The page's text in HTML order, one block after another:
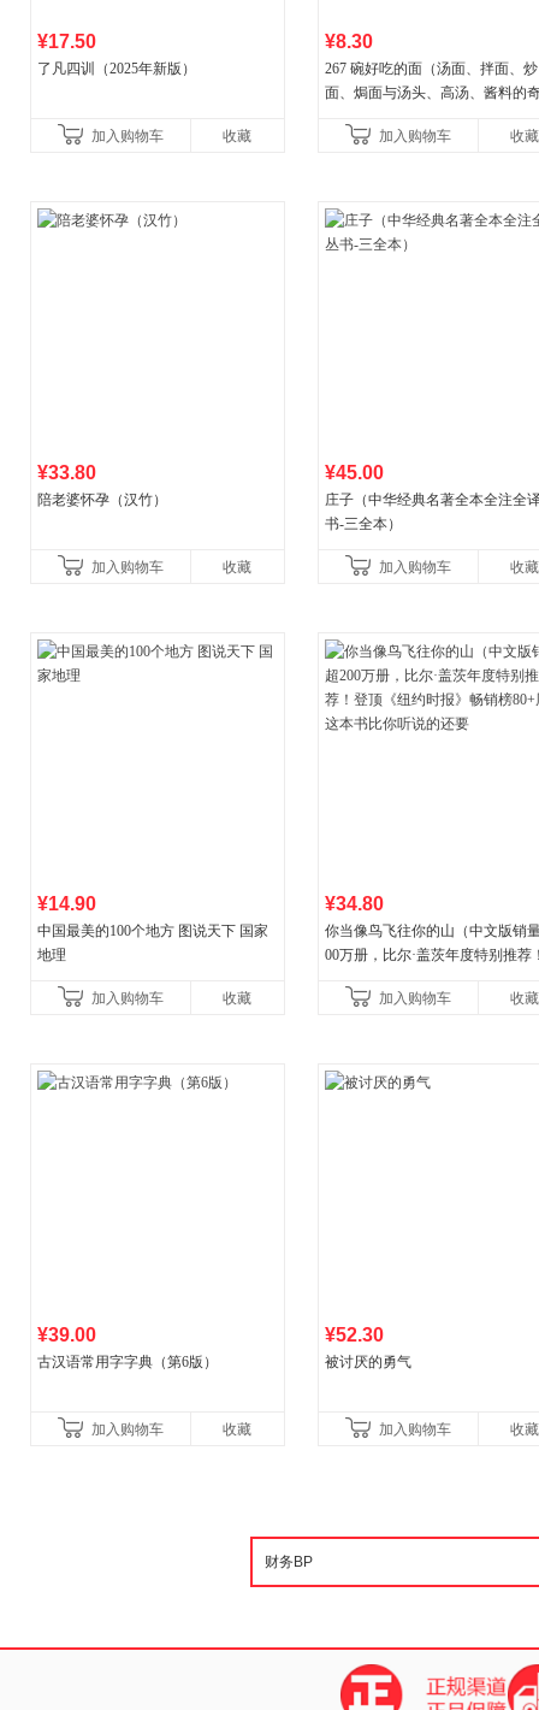
¥17.50
了凡四训（2025年新版）
加入购物车 收藏
¥8.30
267 碗好吃的面（汤面、拌面、炒
面、焗面与汤头、高汤、酱料的
妙滋味！令人无法抗拒的
加入购物车 收藏
¥33.80
陪老婆怀孕（汉竹）
加入购物车 收藏
¥45.00
庄子（中华经典名著全本全注全
书-三全本）
加入购物车 收藏
¥14.90
中国最美的100个地方 图说天下 国家
地理
加入购物车 收藏
¥34.80
你当像鸟飞往你的山（中文版销
00万册，比尔·盖茨年度特别推荐
比你听说的还要
加入购物车 收藏
¥39.00
古汉语常用字字典（第6版）
加入购物车 收藏
¥52.30
被讨厌的勇气
加入购物车 收藏